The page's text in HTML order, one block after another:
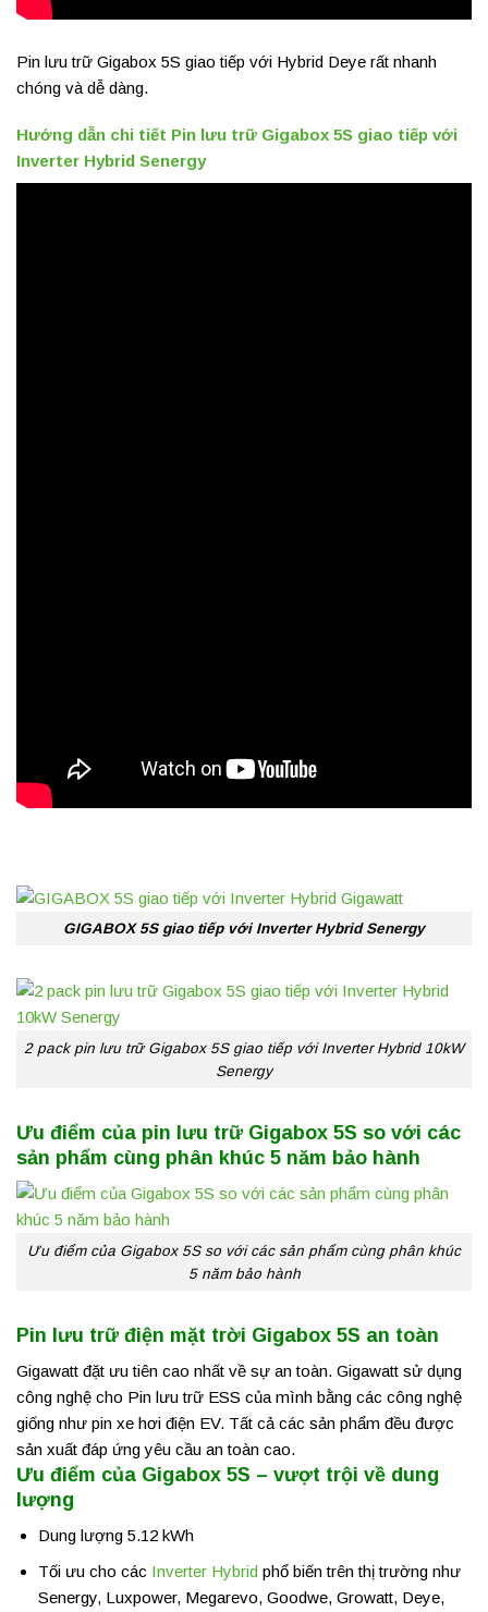
Pin lưu trữ Gigabox 5S giao tiếp với Hybrid Deye rất nhanh
chóng và dễ dàng.
Hướng dẫn chi tiết Pin lưu trữ Gigabox 5S giao tiếp với
Inverter Hybrid Senergy
GIGABOX 5S giao tiếp với Inverter Hybrid Senergy
2 pack pin lưu trữ Gigabox 5S giao tiếp với Inverter Hybrid 10kW
Senergy
Ưu điểm của pin lưu trữ Gigabox 5S so với các
sản phẩm cùng phân khúc 5 năm bảo hành
Ưu điểm của Gigabox 5S so với các sản phẩm cùng phân khúc
5 năm bảo hành
Pin lưu trữ điện mặt trời Gigabox 5S an toàn
Gigawatt đặt ưu tiên cao nhất về sự an toàn. Gigawatt sử dụng
công nghệ cho Pin lưu trữ ESS của mình bằng các công nghệ
giống như pin xe hơi điện EV. Tất cả các sản phẩm đều được
sản xuất đáp ứng yêu cầu an toàn cao.
Ưu điểm của Gigabox 5S – vượt trội về dung
lượng
Dung lượng 5.12 kWh
Tối ưu cho các Inverter Hybrid phổ biến trên thị trường như
Senergy, Luxpower, Megarevo, Goodwe, Growatt, Deye,